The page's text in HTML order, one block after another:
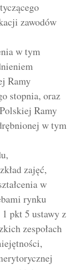
zawodów
w tym
Ramy
stopnia, oraz
Ramy
w tym
zajęć,
w
rynku
pkt 5 ustawy z
zespołach